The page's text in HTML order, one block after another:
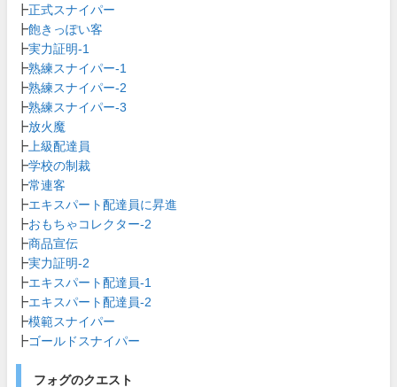
┣正式スナイパー
┣飽きっぽい客
┣実力証明-1
┣熟練スナイパー-1
┣熟練スナイパー-2
┣熟練スナイパー-3
┣放火魔
┣ 上級配達員
┣学校の制裁
┣常連客
┣エキスパート配達員に昇進
┣おもちゃコレクター-2
┣商品宣伝
┣実力証明-2
┣エキスパート配達員-1
┣エキスパート配達員-2
┣模範スナイパー
┣ゴールドスナイパー
フォグのクエスト